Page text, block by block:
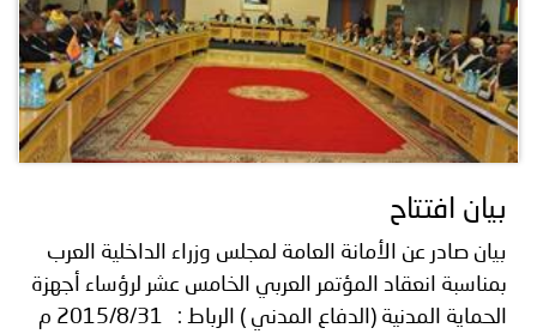
بيان افتتاح
بيان صادر عن الأمانة العامة لمجلس وزراء الداخلية العرب
بمناسبة انعقاد المؤتمر العربي الخامس عشر لرؤساء أجهزة
الحماية المدنية (الدفاع المدني ) الرباط : 2015/8/31 م